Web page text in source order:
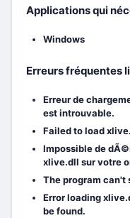
Applications qui
Windows
Erreurs fréquentes
Erreur de
est introuvable.
Failed to load
Impossible de
xlive.dll sur votre
The program can't
Error loading
be found.